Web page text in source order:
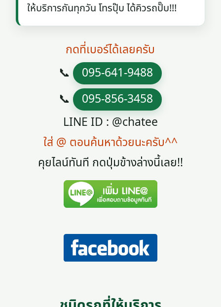
ให้บริการกันทุกวัน โทรปุ๊บ ได้คิวรถปั๊บ!!!
กดที่เบอร์ได้เลยครับ
📞 095-641-9488
📞 095-856-3458
LINE ID : @chatee
ใส่ @ ตอนค้นหาด้วยนะครับ^^
คุยไลน์ทันที กดปุ่มข้างล่างนี้เลย!!